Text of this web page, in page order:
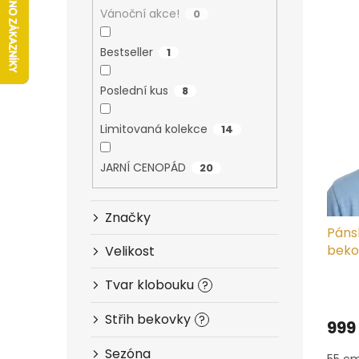
Vánoční akce! 0
Bestseller 1
Poslední kus 8
Limitovaná kolekce 14
JARNÍ CENOPÁD 20
Značky
Velikost
Tvar klobouku ?
Střih bekovky ?
Sezóna
ů
je